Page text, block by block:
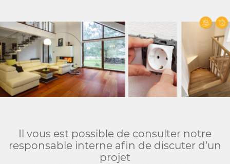
Il vous est possible de consulter notre
responsable interne afin de discuter d’un
projet